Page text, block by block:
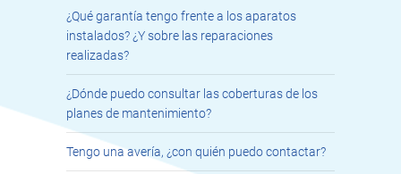
¿Qué garantía tengo frente a los aparatos
instalados? ¿Y sobre las reparaciones
realizadas?
¿Dónde puedo consultar las coberturas de los
planes de mantenimiento?
Tengo una avería, ¿con quién puedo contactar?